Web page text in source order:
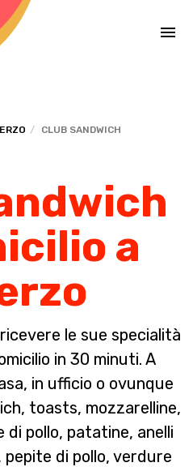
CLUB SANDWICH
a
le sue specialità
in 30 minuti. A
in ufficio o ovunque
toasts, mozzarelline,
di pollo, patatine, anelli
pepite di pollo, verdure